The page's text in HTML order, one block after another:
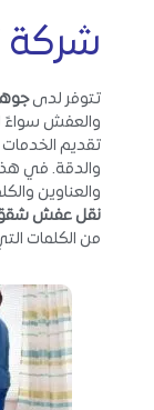
تتوفر لدى
والعفش سواءً
تقديم الخدمات
والدقة. في
والعناوين
نقل عفش
من الكلمات